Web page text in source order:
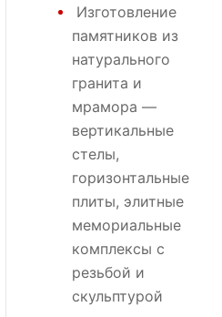
Изготовление
памятников из
натурального
гранита и
мрамора —
вертикальные
стелы,
горизонтальные
плиты, элитные
мемориальные
комплексы с
резьбой и
скульптурой